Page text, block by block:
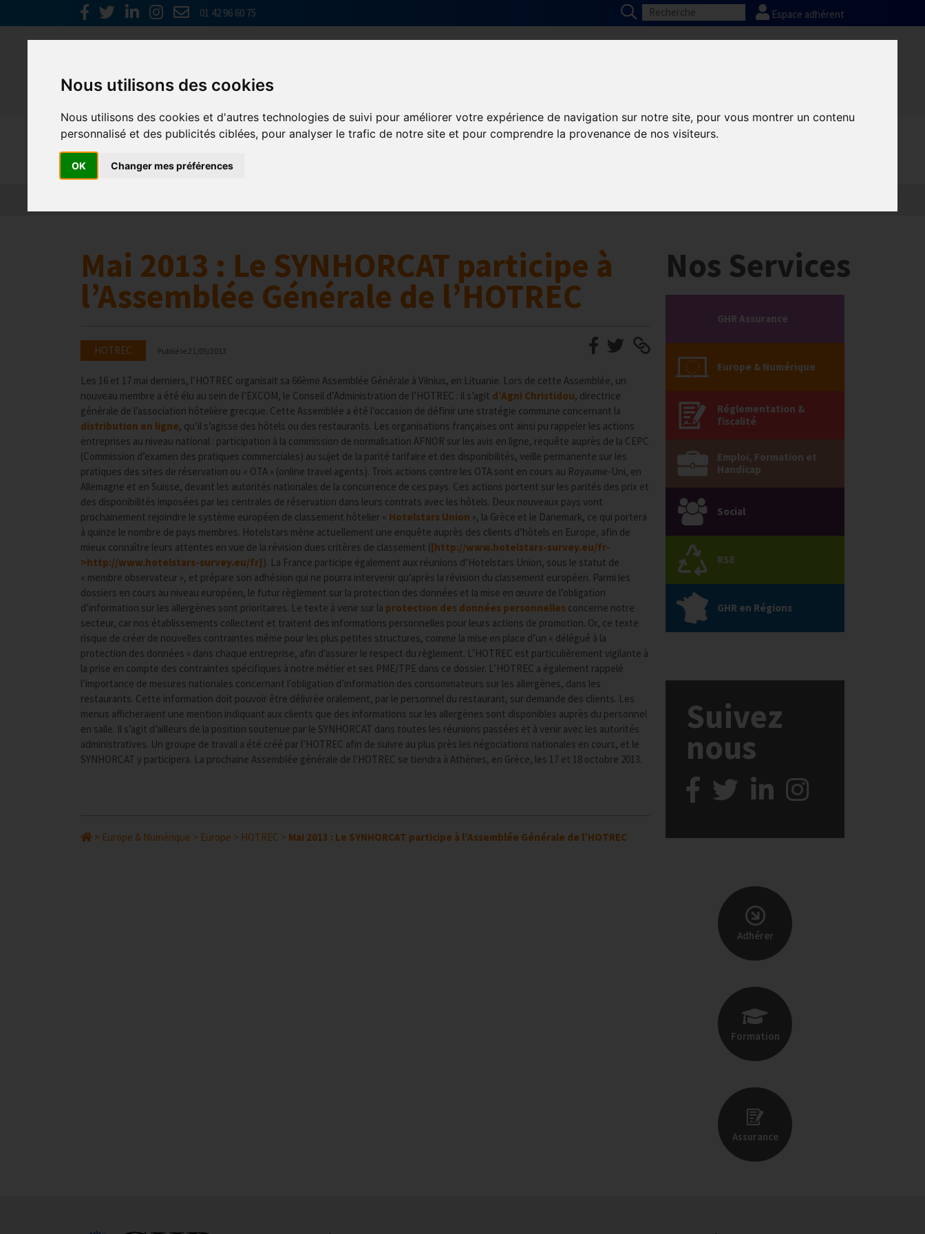
Nous utilisons des cookies
Nous utilisons des cookies et d'autres technologies de suivi pour améliorer votre expérience de navigation sur notre site, pour vous montrer un contenu
personnalisé et des publicités ciblées, pour analyser le trafic de notre site et pour comprendre la provenance de nos visiteurs.
OK Changer mes préférences
01 42 96 60 75 Espace adhérent
Europe & Numérique
Mai 2013 : Le SYNHORCAT participe à
l’Assemblée Générale de l’HOTREC
HOTREC Publié le 21/05/2013
Les 16 et 17 mai derniers, l’HOTREC organisait sa 66ème Assemblée Générale à Vilnius, en Lituanie. Lors de cette Assemblée, un
nouveau membre a été élu au sein de l’EXCOM, le Conseil d’Administration de l’HOTREC : il s’agit d’Agni Christidou, directrice
générale de l’association hôtelière grecque. Cette Assemblée a été l’occasion de définir une stratégie commune concernant la
distribution en ligne, qu’il s’agisse des hôtels ou des restaurants. Les organisations françaises ont ainsi pu rappeler les actions
entreprises au niveau national : participation à la commission de normalisation AFNOR sur les avis en ligne, requête auprès de la CEPC
(Commission d’examen des pratiques commerciales) au sujet de la parité tarifaire et des disponibilités, veille permanente sur les
pratiques des sites de réservation ou « OTA » (online travel agents). Trois actions contre les OTA sont en cours au Royaume-Uni, en
Allemagne et en Suisse, devant les autorités nationales de la concurrence de ces pays. Ces actions portent sur les parités des prix et
des disponibilités imposées par les centrales de réservation dans leurs contrats avec les hôtels. Deux nouveaux pays vont
prochainement rejoindre le système européen de classement hôtelier « Hotelstars Union », la Grèce et le Danemark, ce qui portera
à quinze le nombre de pays membres. Hotelstars mène actuellement une enquête auprès des clients d’hôtels en Europe, afin de
mieux connaître leurs attentes en vue de la révision dues critères de classement ([http://www.hotelstars-survey.eu/fr-
>http://www.hotelstars-survey.eu/fr] ). La France participe également aux réunions d’Hotelstars Union, sous le statut de
« membre observateur », et prépare son adhésion qui ne pourra intervenir qu’après la révision du classement européen. Parmi les
dossiers en cours au niveau européen, le futur règlement sur la protection des données et la mise en œuvre de l’obligation
d’information sur les allergènes sont prioritaires. Le texte à venir sur la protection des données personnelles concerne notre
secteur, car nos établissements collectent et traitent des informations personnelles pour leurs actions de promotion. Or, ce texte
risque de créer de nouvelles contraintes même pour les plus petites structures, comme la mise en place d’un « délégué à la
protection des données » dans chaque entreprise, afin d’assurer le respect du règlement. L’HOTREC est particulièrement vigilante à
la prise en compte des contraintes spécifiques à notre métier et ses PME/TPE dans ce dossier. L’HOTREC a également rappelé
l’importance de mesures nationales concernant l’obligation d’information des consommateurs sur les allergènes, dans les
restaurants. Cette information doit pouvoir être délivrée oralement, par le personnel du restaurant, sur demande des clients. Les
menus afficheraient une mention indiquant aux clients que des informations sur les allergènes sont disponibles auprès du personnel
en salle. Il s’agit d’ailleurs de la position soutenue par le SYNHORCAT dans toutes les réunions passées et à venir avec les autorités
administratives. Un groupe de travail a été créé par l’HOTREC afin de suivre au plus près les négociations nationales en cours, et le
SYNHORCAT y participera. La prochaine Assemblée générale de l’HOTREC se tiendra à Athènes, en Grèce, les 17 et 18 octobre 2013.
> Europe & Numérique > Europe > HOTREC > Mai 2013 : Le SYNHORCAT participe à l’Assemblée Générale de l’HOTREC
Nos Services
GHR Assurance
Europe & Numérique
Réglementation &
fiscalité
Emploi, Formation et
Handicap
Social
RSE
GHR en Régions
Suivez
nous
Adhérer
Formation
Assurance